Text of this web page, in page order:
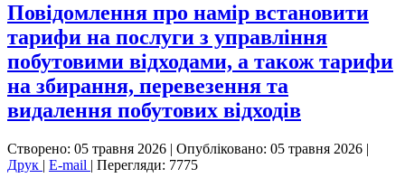
Повідомлення про намір встановити
тарифи на послуги з управління
побутовими відходами, а також тарифи
на збирання, перевезення та
видалення побутових відходів
Створено: 05 травня 2026 | Опубліковано: 05 травня 2026 |
Друк | E-mail | Перегляди: 7775